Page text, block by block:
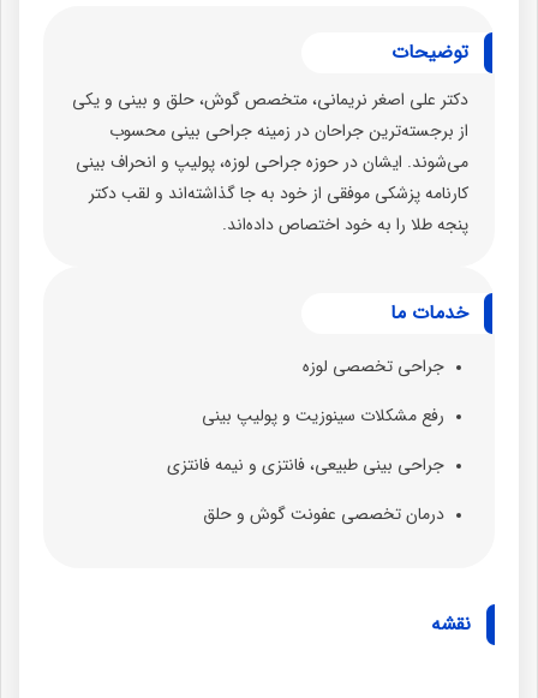
توضیحات
دکتر علی اصغر نریمانی، متخصص گوش، حلق و بینی و یکی
از برجسته‌ترین جراحان در زمینه جراحی بینی محسوب
می‌شوند. ایشان در حوزه جراحی لوزه، پولیپ و انحراف بینی
کارنامه پزشکی موفقی از خود به جا گذاشته‌اند و لقب دکتر
پنجه طلا را به خود اختصاص داده‌اند.
خدمات ما
جراحی تخصصی لوزه
رفع مشکلات سینوزیت و پولیپ بینی
جراحی بینی طبیعی، فانتزی و نیمه فانتزی
درمان تخصصی عفونت گوش و حلق
نقشه